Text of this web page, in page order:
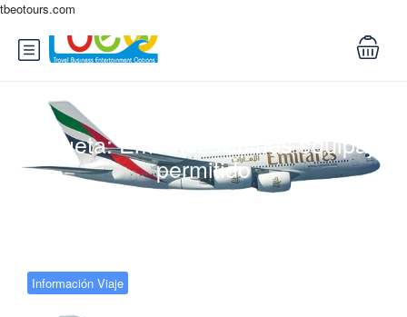
tbeotours.com
Etiqueta:Emirates Airlines equipaje
permitido
Información Viaje